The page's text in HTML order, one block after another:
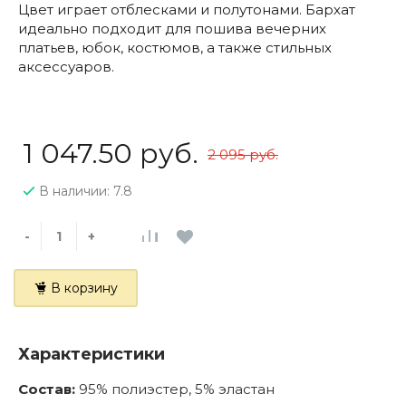
Цвет играет отблесками и полутонами. Бархат
идеально подходит для пошива вечерних
платьев, юбок, костюмов, а также стильных
аксессуаров.
1 047.50 руб. 2 095 руб.
В наличии: 7.8
- +
В корзину
Характеристики
Состав: 95% полиэстер, 5% эластан